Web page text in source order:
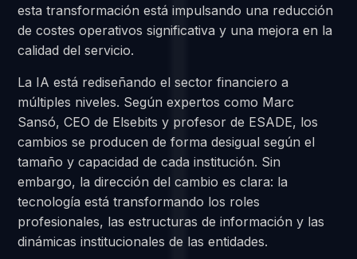
esta transformación está impulsando una reducción
de costes operativos significativa y una mejora en la
calidad del servicio.
La IA está rediseñando el sector financiero a
múltiples niveles. Según expertos como Marc
Sansó, CEO de Elsebits y profesor de ESADE, los
cambios se producen de forma desigual según el
tamaño y capacidad de cada institución. Sin
embargo, la dirección del cambio es clara: la
tecnología está transformando los roles
profesionales, las estructuras de información y las
dinámicas institucionales de las entidades.